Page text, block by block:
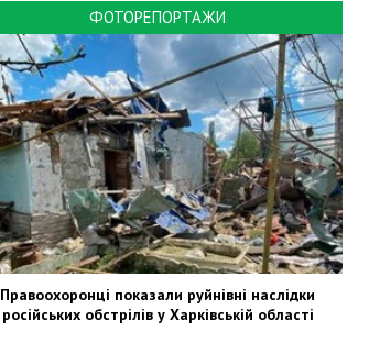
ФОТОРЕПОРТАЖИ
Правоохоронці показали руйнівні наслідки
російських обстрілів у Харківській області